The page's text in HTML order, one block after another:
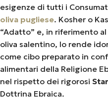
esigenze di tutti i
oliva pugliese. Kosher o
“Adatto” e, in riferimento
oliva salentino, lo rende
come cibo preparato in
alimentari della Religione
nel rispetto dei rigorosi
Dottrina Ebraica.